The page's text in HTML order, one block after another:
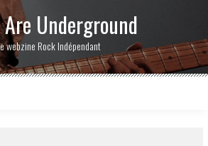
Underground
webzine Rock Indépendant